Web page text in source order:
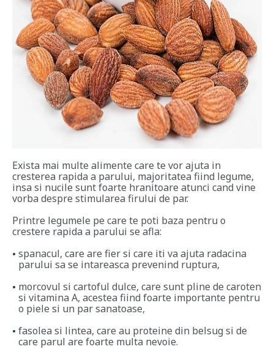
Exista mai multe alimente care te vor ajuta in
cresterea rapida a parului, majoritatea fiind legume,
insa si nucile sunt foarte hranitoare atunci cand vine
vorba despre stimularea firului de par.
Printre legumele pe care te poti baza pentru o
crestere rapida a parului se afla:
spanacul, care are fier si care iti va ajuta radacina
parului sa se intareasca prevenind ruptura,
morcovul si cartoful dulce, care sunt pline de caroten
si vitamina A, acestea fiind foarte importante pentru
o piele si un par sanatoase,
fasolea si lintea, care au proteine din belsug si de
care parul are foarte multa nevoie.